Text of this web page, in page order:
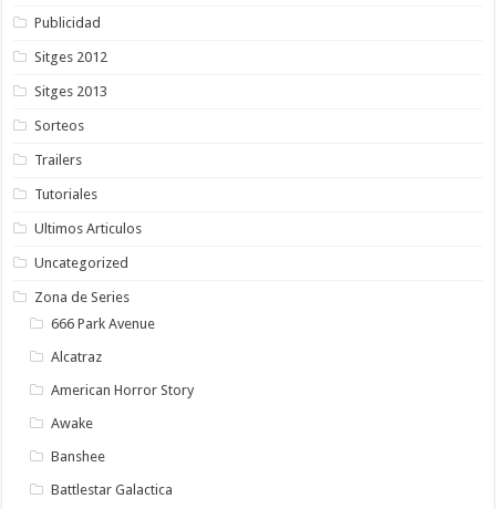
Publicidad
Sitges 2012
Sitges 2013
Sorteos
Trailers
Tutoriales
Ultimos Articulos
Uncategorized
Zona de Series
666 Park Avenue
Alcatraz
American Horror Story
Awake
Banshee
Battlestar Galactica